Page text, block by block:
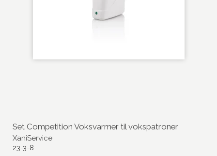
Set Competition Voksvarmer til vokspatroner
XaniService
23-3-8